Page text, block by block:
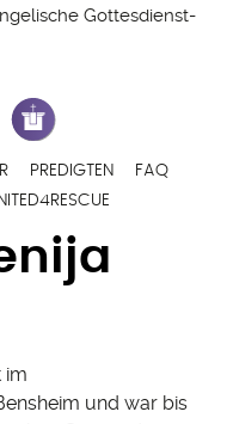
Gottesdienst-
PREDIGTEN
FAQ
im
und war bis